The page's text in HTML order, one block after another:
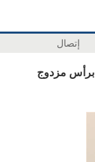
إتصال